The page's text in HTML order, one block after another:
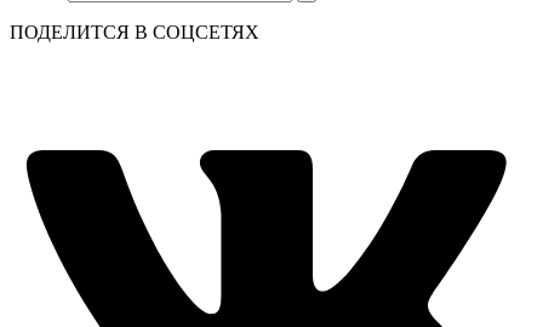
ПОДЕЛИТСЯ В СОЦСЕТЯХ